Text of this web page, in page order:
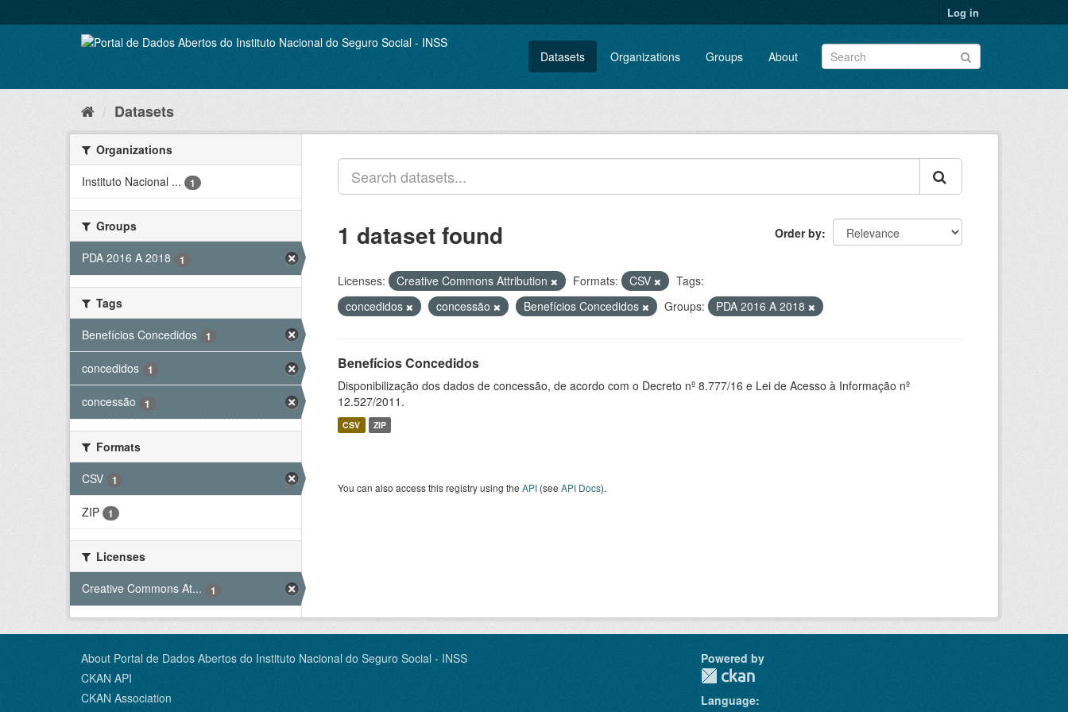
to
Log in
Datasets Organizations Groups About
Datasets
Organizations
Instituto Nacional ...
1
Groups
PDA 2016 A 2018
1
Tags
Benefícios Concedidos
1
concedidos 1
concessão 1
Formats
CSV
1
ZIP 1
Licenses
Creative Commons At...
1
Order by
1 dataset found
Licenses: Creative Commons Attribution Formats: CSV
Tags:
concedidos
concessão Benefícios Concedidos Groups: PDA 2016 A 2018
Benefícios Concedidos
Disponibilização dos dados de concessão, de acordo com o Decreto nº 8.777/16 e Lei de Acesso à Informação nº
12.527/2011.
CSV ZIP
You can also access this registry using the API (see API Docs).
About Portal de Dados Abertos do Instituto Nacional do Seguro Social - INSS
CKAN API
CKAN Association
Powered by
Language